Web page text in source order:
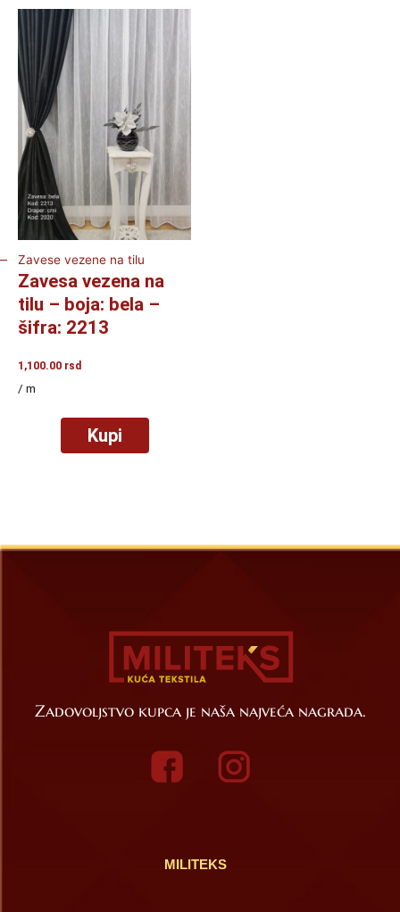
Zavese vezene na tilu
Zavesa vezena na
tilu – boja: bela –
šifra: 2213
1,100.00 rsd
/ m
Kupi
Zadovoljstvo kupca je naša najveća nagrada.
MILITEKS